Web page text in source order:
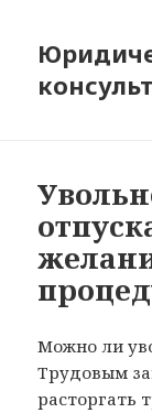
Можно ли
Трудовым
расторгать